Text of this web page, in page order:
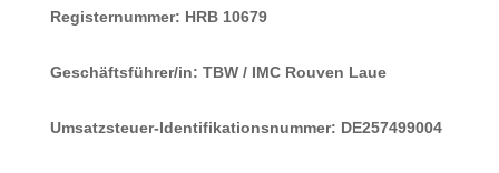
Registernummer: HRB 10679
Geschäftsführer/in: TBW / IMC Rouven Laue
Umsatzsteuer-Identifikationsnummer: DE257499004